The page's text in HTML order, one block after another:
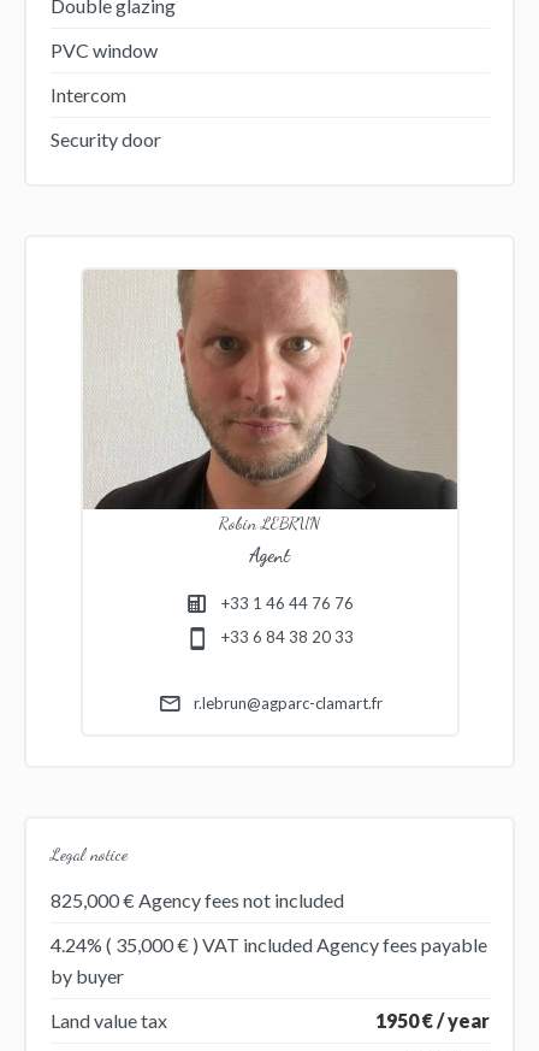
Double glazing
PVC window
Intercom
Security door
Robin LEBRUN
Agent
+33 1 46 44 76 76
+33 6 84 38 20 33
r.lebrun@agparc-clamart.fr
Legal notice
825,000 € Agency fees not included
4.24% ( 35,000 € ) VAT included Agency fees payable
by buyer
Land value tax
1950 € / year